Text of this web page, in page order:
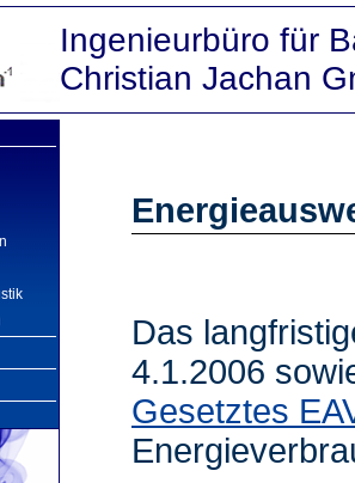
Ingenieurbüro für
Christian Jachan
Das
4.1.2006
Gesetztes